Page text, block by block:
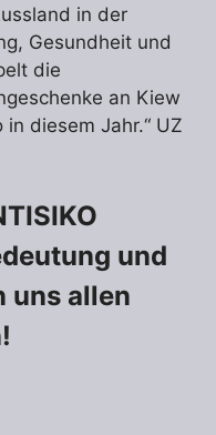
in der
Gesundheit und
die
an Kiew
diesem Jahr.“ UZ
und
uns allen